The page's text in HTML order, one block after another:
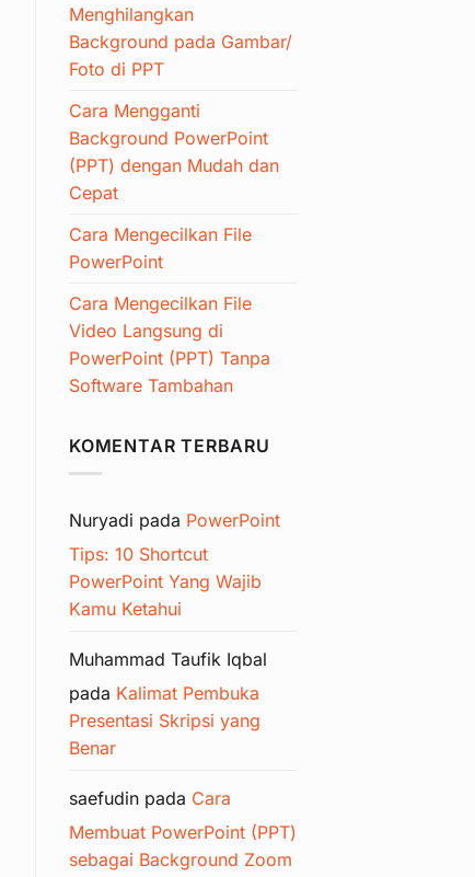
Menghilangkan
Background pada Gambar/
Foto di PPT
Cara Mengganti
Background PowerPoint
(PPT) dengan Mudah dan
Cepat
Cara Mengecilkan File
PowerPoint
Cara Mengecilkan File
Video Langsung di
PowerPoint (PPT) Tanpa
Software Tambahan
KOMENTAR TERBARU
Nuryadi pada PowerPoint
Tips: 10 Shortcut
PowerPoint Yang Wajib
Kamu Ketahui
Muhammad Taufik Iqbal
pada Kalimat Pembuka
Presentasi Skripsi yang
Benar
saefudin pada Cara
Membuat PowerPoint (PPT)
sebagai Background Zoom